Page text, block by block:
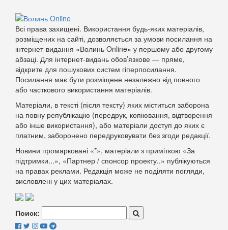
Всі права захищені. Використання будь-яких матеріалів,
розміщених на сайті, дозволяється за умови посилання на
інтернет-видання «Волинь Online» у першому або другому
абзаці. Для інтернет-видань обов’язкове — пряме,
відкрите для пошукових систем гіперпосилання.
Посилання має бути розміщене незалежно від повного
або часткового використання матеріалів.
Матеріали, в тексті (після тексту) яких міститься заборона
на повну републікацію (передрук, копіювання, відтворення
або інше використання), або матеріали доступ до яких є
платним, заборонено передруковувати без згоди редакції.
Новини промарковані «*», матеріали з приміткою «За
підтримки...», «Партнер / спонсор проекту..» публікуються
на правах реклами. Редакція може не поділяти погляди,
висловлені у цих матеріалах.
Поиск: